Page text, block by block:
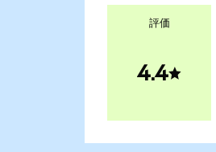
評価
4.4